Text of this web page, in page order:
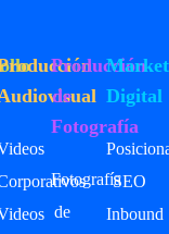
Producción
de
Fotografía
Fotografía
de
Digital
SEO
Inbound